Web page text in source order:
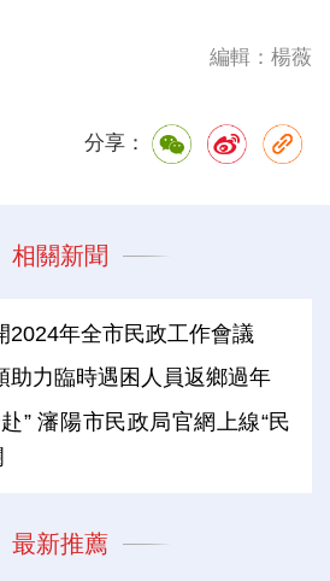
編輯：楊薇
分享：
相關新聞
2024年全市民政工作會議
助力臨時遇困人員返鄉過年
” 瀋陽市民政局官網上線“民
最新推薦